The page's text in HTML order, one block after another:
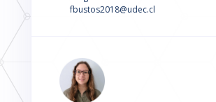
fbustos2018@udec.cl